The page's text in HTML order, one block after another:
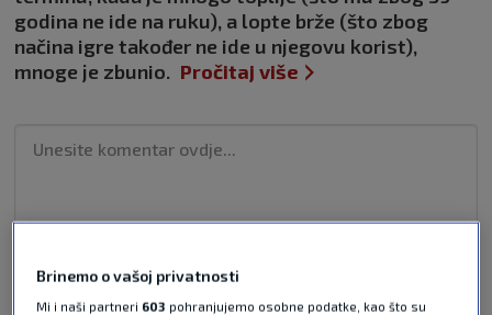
godina ne ide na ruku), a lopte brže (što zbog
načina igre također ne ide u njegovu korist),
mnoge je zbunio. Pročitaj više
Brinemo o vašoj privatnosti
Mi i naši partneri 603 pohranjujemo osobne podatke, kao što su